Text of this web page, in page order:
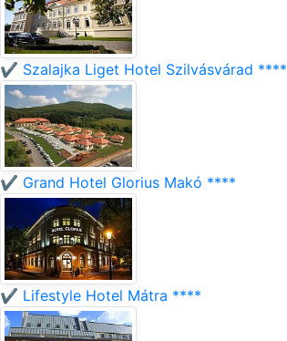
✔️ Szalajka Liget Hotel Szilvásvárad ****
✔️ Grand Hotel Glorius Makó ****
✔️ Lifestyle Hotel Mátra ****